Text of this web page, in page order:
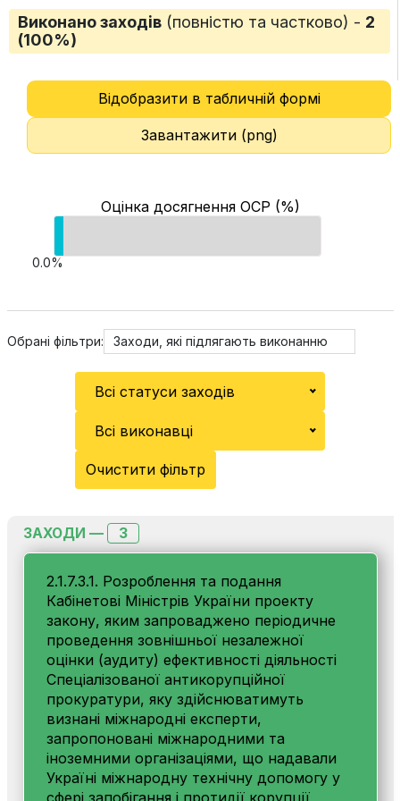
Виконано заходів (повністю та частково) - 2
(100%)
Відобразити в табличній формі
Завантажити (png)
Оцінка досягнення ОСР (%)
0.0%
Обрані фільтри: Заходи, які підлягають виконанню
Всі статуси заходів
Всі виконавці
Очистити фільтр
ЗАХОДИ — 3
2.1.7.3.1. Розроблення та подання
Кабінетові Міністрів України проекту
закону, яким запроваджено періодичне
проведення зовнішньої незалежної
оцінки (аудиту) ефективності діяльності
Спеціалізованої антикорупційної
прокуратури, яку здійснюватимуть
визнані міжнародні експерти,
запропоновані міжнародними та
іноземними організаціями, що надавали
Україні міжнародну технічну допомогу у
сфері запобігання і протидії корупції